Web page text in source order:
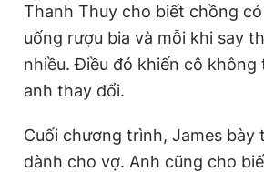
Thanh Thuy cho biết chồng
uống rượu bia và mỗi khi say
nhiều. Điều đó khiến cô không
anh thay đổi.
Cuối chương trình, James bày
dành cho vợ. Anh cũng cho